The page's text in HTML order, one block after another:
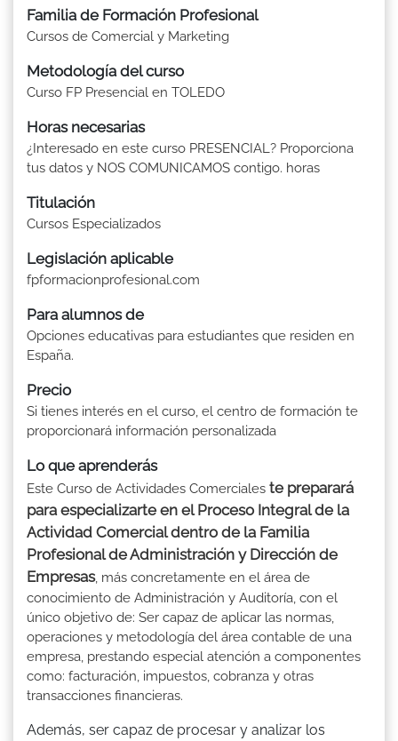
Familia de Formación Profesional
Cursos de Comercial y Marketing
Metodología del curso
Curso FP Presencial en TOLEDO
Horas necesarias
¿Interesado en este curso PRESENCIAL? Proporciona
tus datos y NOS COMUNICAMOS contigo. horas
Titulación
Cursos Especializados
Legislación aplicable
fpformacionprofesional.com
Para alumnos de
Opciones educativas para estudiantes que residen en
España.
Precio
Si tienes interés en el curso, el centro de formación te
proporcionará información personalizada
Lo que aprenderás
Este Curso de Actividades Comerciales te preparará
para especializarte en el Proceso Integral de la
Actividad Comercial dentro de la Familia
Profesional de Administración y Dirección de
Empresas, más concretamente en el área de
conocimiento de Administración y Auditoría, con el
único objetivo de: Ser capaz de aplicar las normas,
operaciones y metodología del área contable de una
empresa, prestando especial atención a componentes
como: facturación, impuestos, cobranza y otras
transacciones financieras.
Además, ser capaz de procesar y analizar los